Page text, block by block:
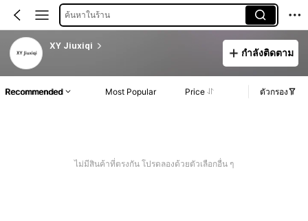
ค้นหาในร้าน
XY Jiuxiqi
กำลังติดตาม
Recommended Most Popular Price ตัวกรอง
ไม่มีสินค้าที่ตรงกัน โปรดลองด้วยตัวเลือกอื่น ๆ